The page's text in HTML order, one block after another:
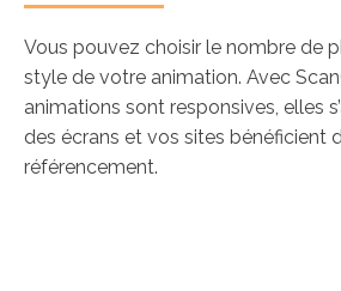
Vous pouvez choisir le nombre de
style de votre animation. Avec
animations sont responsives, elles
des écrans et vos sites bénéficient
référencement.